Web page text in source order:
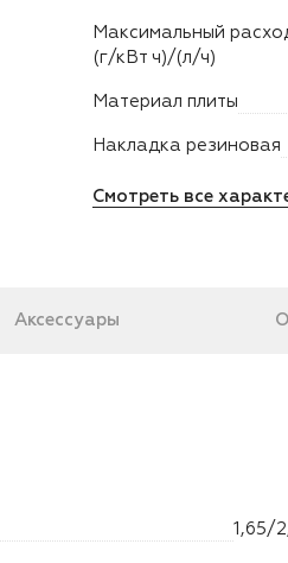
Максимальный
(г/кВт ч)/(л/ч)
Материал плиты
Накладка резиновая
Смотреть все
Аксессуары
1,65/